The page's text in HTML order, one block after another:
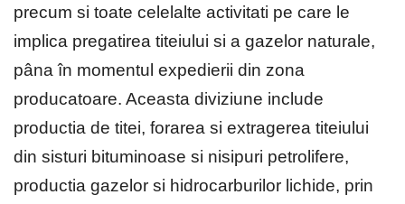
precum si toate celelalte activitati pe care le
implica pregatirea titeiului si a gazelor naturale,
pâna în momentul expedierii din zona
producatoare. Aceasta diviziune include
productia de titei, forarea si extragerea titeiului
din sisturi bituminoase si nisipuri petrolifere,
productia gazelor si hidrocarburilor lichide, prin